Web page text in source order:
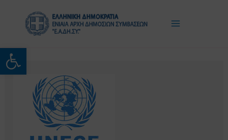
Ανοίξτε τη γραμμή
περιεχόμενο